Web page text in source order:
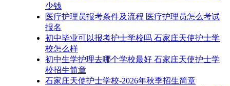
少钱
医疗护理员报考条件及流程 医疗护理员怎么考试
报名
初中毕业可以报考护士学校吗 石家庄天使护士学
校怎么样
初中生学护理去哪个学校最好 石家庄天使护士学
校招生简章
石家庄天使护士学校-2026年秋季招生简章